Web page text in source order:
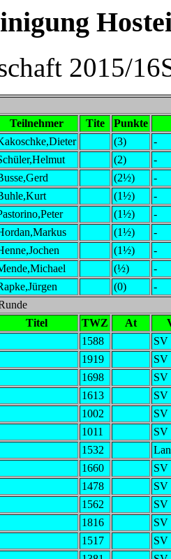
2015/
Teilnehmer Tite
Punkte
(3)
-
(2)
-
(2½)
-
(1½)
-
(1½)
-
(1½)
-
(1½)
-
(½)
-
(0)
-
Titel TWZ At
1588
SV
1919
SV
1698
SV
1613
SV
1002
SV
1011
SV
1532
1660
SV
1478
SV
1562
SV
1816
SV
1517
SV